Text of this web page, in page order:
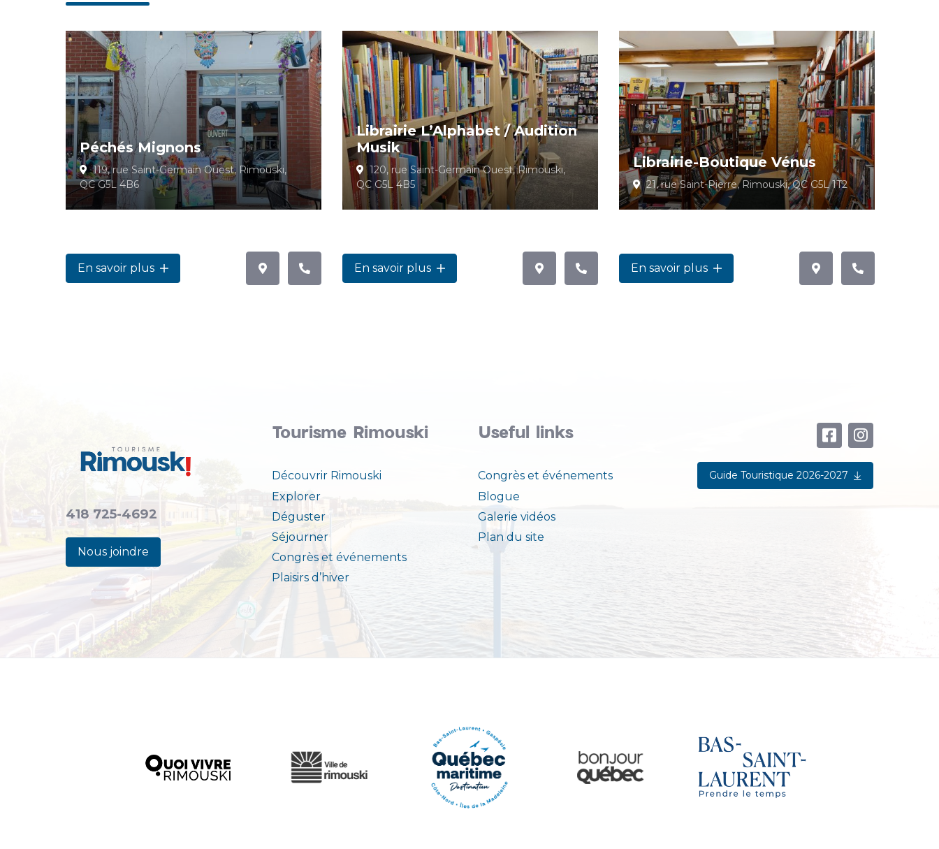
Péchés Mignons
119, rue Saint-Germain Ouest, Rimouski,
QC G5L 4B6
En savoir plus
Librairie L’Alphabet / Audition
Musik
120, rue Saint-Germain Ouest, Rimouski,
QC G5L 4B5
En savoir plus
Librairie-Boutique Vénus
21, rue Saint-Pierre, Rimouski, QC G5L 1T2
En savoir plus
418 725-4692
Nous joindre
Tourisme Rimouski
Découvrir Rimouski
Explorer
Déguster
Séjourner
Congrès et événements
Plaisirs d’hiver
Useful links
Congrès et événements
Blogue
Galerie vidéos
Plan du site
Guide Touristique 2026-2027